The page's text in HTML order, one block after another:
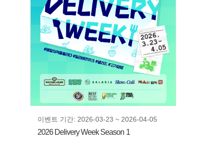
이벤트 기간: 2026-03-23 ~ 2026-04-05
2026 Delivery Week Season 1